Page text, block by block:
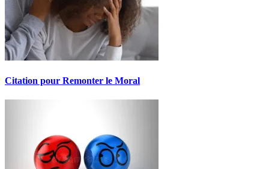
Citation pour Remonter le Moral